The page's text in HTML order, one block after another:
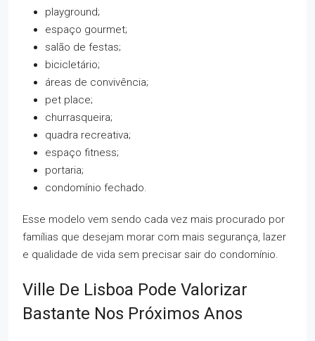
playground;
espaço gourmet;
salão de festas;
bicicletário;
áreas de convivência;
pet place;
churrasqueira;
quadra recreativa;
espaço fitness;
portaria;
condomínio fechado.
Esse modelo vem sendo cada vez mais procurado por
famílias que desejam morar com mais segurança, lazer
e qualidade de vida sem precisar sair do condomínio.
Ville De Lisboa Pode Valorizar
Bastante Nos Próximos Anos